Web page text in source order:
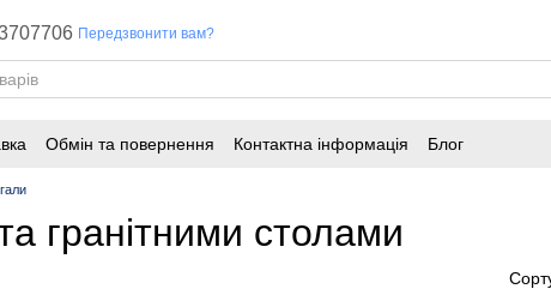
Передзвонити вам?
Обмін та повернення Контактна інформація Блог
гранітними столами